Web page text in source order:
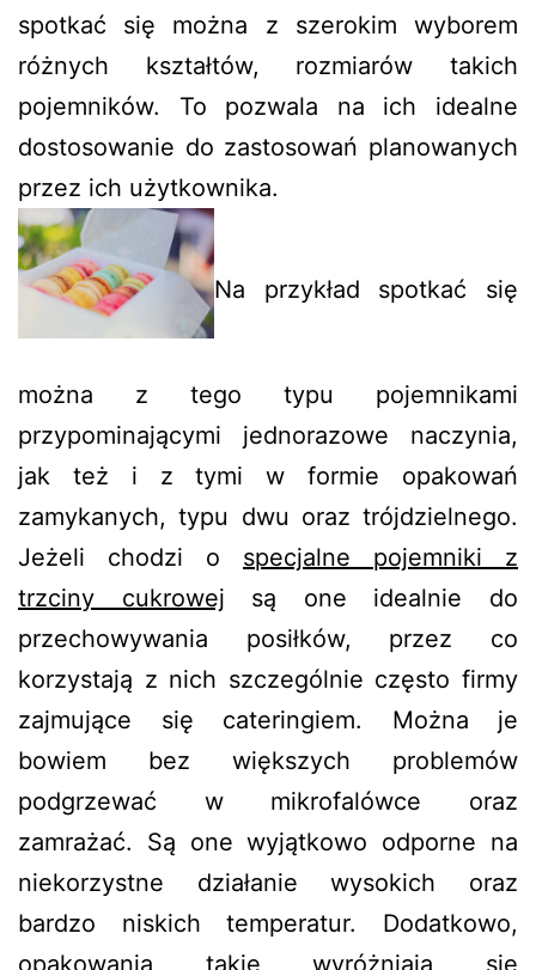
spotkać się można z szerokim wyborem
różnych kształtów, rozmiarów takich
pojemników. To pozwala na ich idealne
dostosowanie do zastosowań planowanych
przez ich użytkownika.
Na przykład spotkać się
można z tego typu pojemnikami
przypominającymi jednorazowe naczynia,
jak też i z tymi w formie opakowań
zamykanych, typu dwu oraz trójdzielnego.
Jeżeli chodzi o specjalne pojemniki z
trzciny cukrowej są one idealnie do
przechowywania posiłków, przez co
korzystają z nich szczególnie często firmy
zajmujące się cateringiem. Można je
bowiem bez większych problemów
podgrzewać w mikrofalówce oraz
zamrażać. Są one wyjątkowo odporne na
niekorzystne działanie wysokich oraz
bardzo niskich temperatur. Dodatkowo,
opakowania takie wyróżniają się